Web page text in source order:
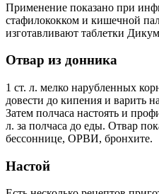
Применение показано при
стафилококком и кишечной
изготавливают таблетки
Отвар из донника
1 ст. л. мелко нарубленных
довести до кипения и варить
Затем полчаса настоять и
л. за полчаса до еды. Отвар
бессоннице, ОРВИ, бронхите.
Настой